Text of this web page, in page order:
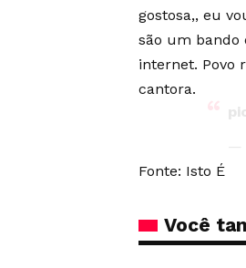
gostosa,, eu
são um bando
internet. Povo
cantora.
Fonte: Isto É
Você